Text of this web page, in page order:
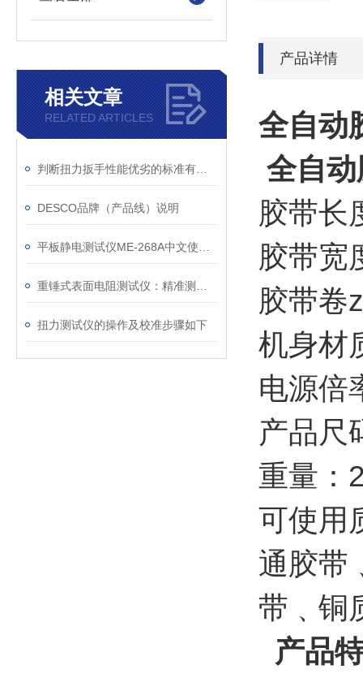
相关文章
RELATED ARTICLES
DESCO品牌（产品线）说明
扭力测试仪的操作及校准步骤如下
产品详情
全自动
全自
胶带
胶带宽
胶带
机身材
电源倍
产品尺
重量：
可使用
通胶带
带﹑铜
产品